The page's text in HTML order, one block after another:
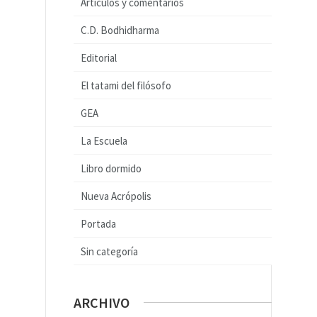
Artículos y comentarios
C.D. Bodhidharma
Editorial
El tatami del filósofo
GEA
La Escuela
Libro dormido
Nueva Acrópolis
Portada
Sin categoría
ARCHIVO